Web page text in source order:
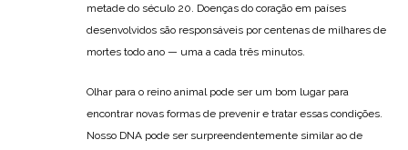
metade do século 20. Doenças do coração em países
desenvolvidos são responsáveis por centenas de milhares de
mortes todo ano — uma a cada três minutos.
Olhar para o reino animal pode ser um bom lugar para
encontrar novas formas de prevenir e tratar essas condições.
Nosso DNA pode ser surpreendentemente similar ao de